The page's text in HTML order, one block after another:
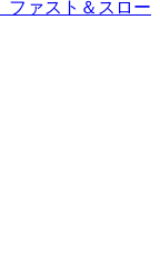
ファスト＆スロー